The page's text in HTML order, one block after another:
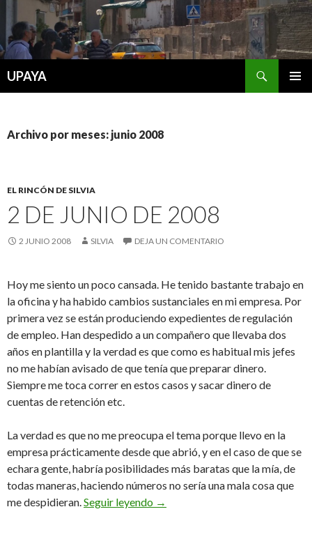
UPAYA
Archivo por meses: junio 2008
EL RINCÓN DE SILVIA
2 DE JUNIO DE 2008
2 JUNIO 2008 SILVIA DEJA UN COMENTARIO
Hoy me siento un poco cansada. He tenido bastante trabajo en
la oficina y ha habido cambios sustanciales en mi empresa. Por
primera vez se están produciendo expedientes de regulación
de empleo. Han despedido a un compañero que llevaba dos
años en plantilla y la verdad es que como es habitual mis jefes
no me habían avisado de que tenía que preparar dinero.
Siempre me toca correr en estos casos y sacar dinero de
cuentas de retención etc.
La verdad es que no me preocupa el tema porque llevo en la
empresa prácticamente desde que abrió, y en el caso de que se
echara gente, habría posibilidades más baratas que la mía, de
todas maneras, haciendo números no sería una mala cosa que
me despidieran.Seguir leyendo 2 de junio de 2008
→